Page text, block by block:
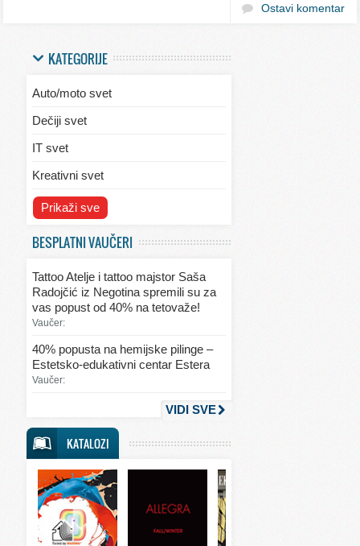
Ostavi komentar
KATEGORIJE
Auto/moto svet
Dečiji svet
IT svet
Kreativni svet
Svet ekologije
Svet kulinarstva
Svet lepote
Svet mode
Svet sporta
Svet tehnike
Svet ugostiteljstva
Svet zabave i umetnosti
Prikaži sve
BESPLATNI VAUČERI
Tattoo Atelje i tattoo majstor Saša
Radojčić iz Negotina spremili su za
vas popust od 40% na tetovaže!
Vaučer:
40% popusta na hemijske pilinge –
Estetsko-edukativni centar Estera
Vaučer:
VIDI SVE
KATALOZI